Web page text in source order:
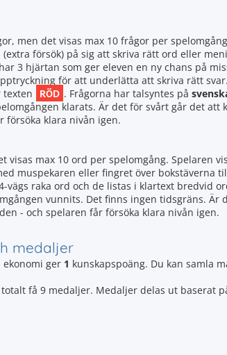
men det visas max 10 frågor per
försök) på sig att skriva rätt ord eller
3 hjärtan som ger eleven en ny chans på
för att underlätta att skriva rätt
texten RÖD . Frågorna har talsyntes på
klarats. Är det för svårt går det att
försöka klara nivån igen.
visas max 10 ord per spelomgång. Spelaren
muspekaren eller fingret över bokstäverna
vägs raka ord och de listas i klartext bredvid
vunnits. Det finns ingen tidsgräns. Är
- och spelaren får försöka klara nivån igen.
medaljer
ekonomi ger 1 kunskapspoäng. Du kan samla
få 9 medaljer. Medaljer delas ut baserat